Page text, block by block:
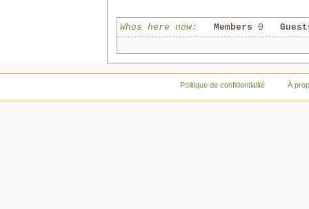
Whos here now: Members 0
Politique de confidentialité À